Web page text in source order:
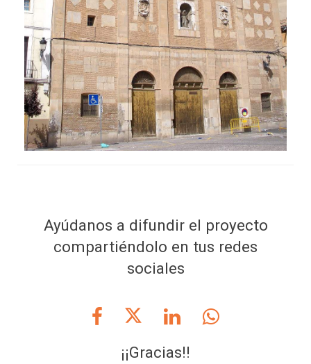
Ayúdanos a difundir el proyecto
compartiéndolo en tus redes
sociales
¡¡Gracias!!